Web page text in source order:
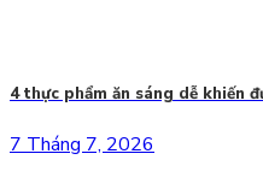
4 thực phẩm ăn sáng dễ khiến
7 Tháng 7, 2026